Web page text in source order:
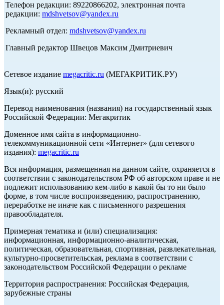
Телефон редакции: 89220866202, электронная почта
редакции: mdshvetsov@yandex.ru
Рекламный отдел: mdshvetsov@yandex.ru
Главный редактор Швецов Максим Дмитриевич
Сетевое издание megacritic.ru (МЕГАКРИТИК.РУ)
Язык(и): русский
Перевод наименования (названия) на государственный язык
Российской Федерации: Мегакритик
Доменное имя сайта в информационно-
телекоммуникационной сети «Интернет» (для сетевого
издания): megacritic.ru
Вся информация, размещенная на данном сайте, охраняется в
соответствии с законодательством РФ об авторском праве и не
подлежит использованию кем-либо в какой бы то ни было
форме, в том числе воспроизведению, распространению,
переработке не иначе как с письменного разрешения
правообладателя.
Примерная тематика и (или) специализация:
информационная, информационно-аналитическая,
политическая, образовательная, спортивная, развлекательная,
культурно-просветительская, реклама в соответствии с
законодательством Российской Федерации о рекламе
Территория распространения: Российская Федерация,
зарубежные страны